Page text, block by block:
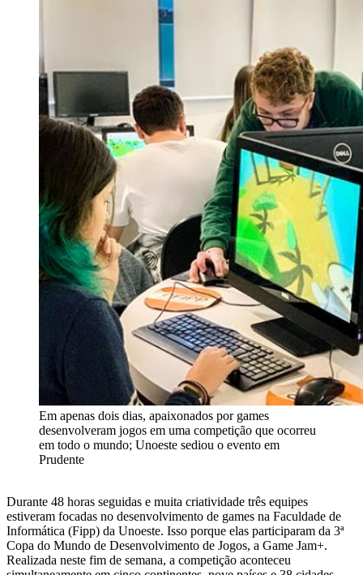
Em apenas dois dias, apaixonados por games
desenvolveram jogos em uma competição que ocorreu
em todo o mundo; Unoeste sediou o evento em
Prudente
Durante 48 horas seguidas e muita criatividade três equipes
estiveram focadas no desenvolvimento de games na Faculdade de
Informática (Fipp) da Unoeste. Isso porque elas participaram da 3ª
Copa do Mundo de Desenvolvimento de Jogos, a Game Jam+.
Realizada neste fim de semana, a competição aconteceu